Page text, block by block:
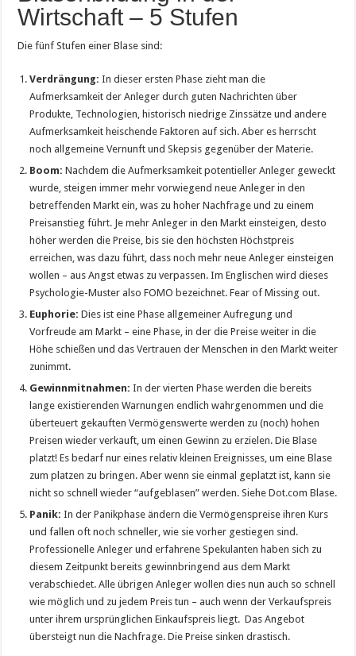
Wirtschaft – 5 Stufen
Die fünf Stufen einer Blase sind:
Verdrängung: In dieser ersten Phase zieht man die
Aufmerksamkeit der Anleger durch guten Nachrichten über
Produkte, Technologien, historisch niedrige Zinssätze und andere
Aufmerksamkeit heischende Faktoren auf sich. Aber es herrscht
noch allgemeine Vernunft und Skepsis gegenüber der Materie.
Boom: Nachdem die Aufmerksamkeit potentieller Anleger geweckt
wurde, steigen immer mehr vorwiegend neue Anleger in den
betreffenden Markt ein, was zu hoher Nachfrage und zu einem
Preisanstieg führt. Je mehr Anleger in den Markt einsteigen, desto
höher werden die Preise, bis sie den höchsten Höchstpreis
erreichen, was dazu führt, dass noch mehr neue Anleger einsteigen
wollen – aus Angst etwas zu verpassen. Im Englischen wird dieses
Psychologie-Muster also FOMO bezeichnet. Fear of Missing out.
Euphorie: Dies ist eine Phase allgemeiner Aufregung und
Vorfreude am Markt – eine Phase, in der die Preise weiter in die
Höhe schießen und das Vertrauen der Menschen in den Markt weiter
zunimmt.
Gewinnmitnahmen: In der vierten Phase werden die bereits
lange existierenden Warnungen endlich wahrgenommen und die
überteuert gekauften Vermögenswerte werden zu (noch) hohen
Preisen wieder verkauft, um einen Gewinn zu erzielen. Die Blase
platzt! Es bedarf nur eines relativ kleinen Ereignisses, um eine Blase
zum platzen zu bringen. Aber wenn sie einmal geplatzt ist, kann sie
nicht so schnell wieder “aufgeblasen” werden. Siehe Dot.com Blase.
Panik: In der Panikphase ändern die Vermögenspreise ihren Kurs
und fallen oft noch schneller, wie sie vorher gestiegen sind.
Professionelle Anleger und erfahrene Spekulanten haben sich zu
diesem Zeitpunkt bereits gewinnbringend aus dem Markt
verabschiedet. Alle übrigen Anleger wollen dies nun auch so schnell
wie möglich und zu jedem Preis tun – auch wenn der Verkaufspreis
unter ihrem ursprünglichen Einkaufspreis liegt. Das Angebot
übersteigt nun die Nachfrage. Die Preise sinken drastisch.